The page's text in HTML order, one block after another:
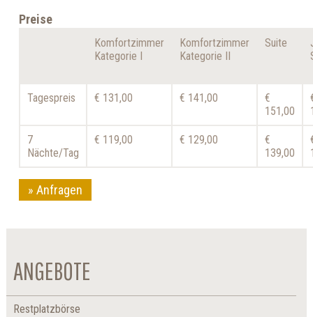
Preise
Komfortzimmer
Kategorie I
Komfortzimmer
Kategorie II
Suite
Tagespreis € 131,00 € 141,00
€
151,00
7
Nächte/Tag
€ 119,00 € 129,00
€
139,00
Anfragen
ANGEBOTE
Restplatzbörse